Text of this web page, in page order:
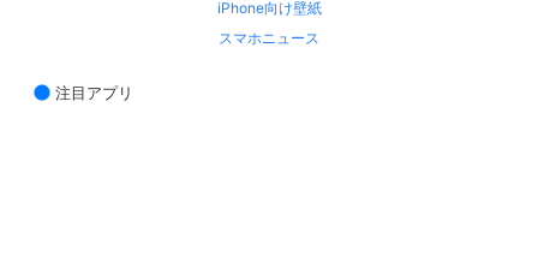
iPhone向け壁紙
スマホニュース
注目アプリ